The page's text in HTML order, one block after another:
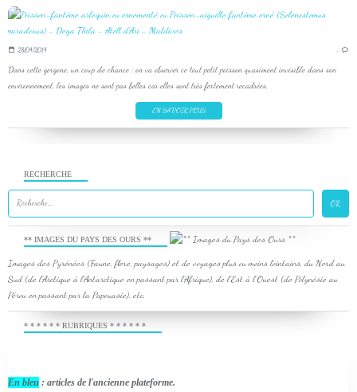
28/04/2014 …
Dans cette gorgone, un coup de chance : on va observer ce tout petit poisson quasiment invisible dans son
environnement, les images ne sont pas belles car elles sont très fortement recadrées.
EN SAVOIR PLUS
RECHERCHE
** IMAGES DU PAYS DES OURS **
Images des Pyrénées (Faune, flore, paysages) et de voyages plus ou moins lointains, du Nord au
Sud (de l'Arctique à l'Antarctique en passant par l'Afrique), de l'Est à l'Ouest (de Polynésie au
Pérou en passant par la Papouasie), etc.
* * * * * * RUBRIQUES * * * * * *
En bleu : articles de l'ancienne plateforme.